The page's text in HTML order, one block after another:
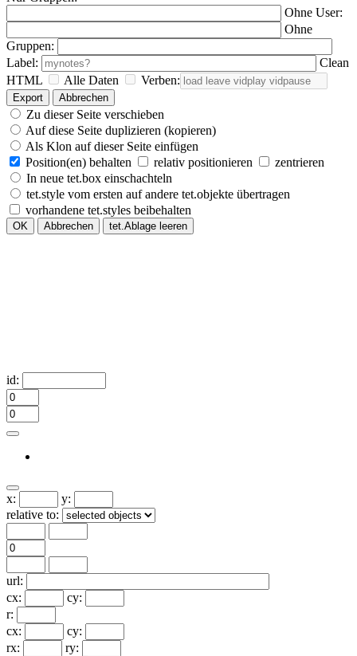
Ohne User:
Ohne
Gruppen:
Label:
Clean
HTML
Alle Daten Verben:
Export Abbrechen
Zu dieser Seite verschieben
Auf diese Seite duplizieren (kopieren)
Als Klon auf dieser Seite einfügen
Position(en) behalten
relativ positionieren
zentrieren
In neue tet.box einschachteln
tet.style vom ersten auf andere tet.objekte übertragen
vorhandene tet.styles beibehalten
OK Abbrechen tet.Ablage leeren
id:
x:
y:
relative to:
url:
cx:
cy:
r:
cx:
cy:
rx:
ry: